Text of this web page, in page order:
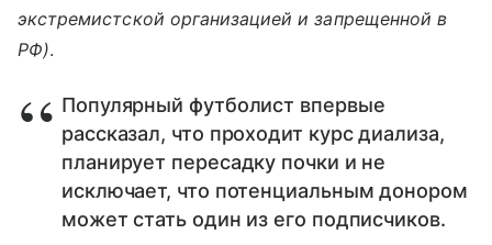
экстремистской организацией и запрещенной в
РФ).
Популярный футболист впервые
рассказал, что проходит курс диализа,
планирует пересадку почки и не
исключает, что потенциальным донором
может стать один из его подписчиков.